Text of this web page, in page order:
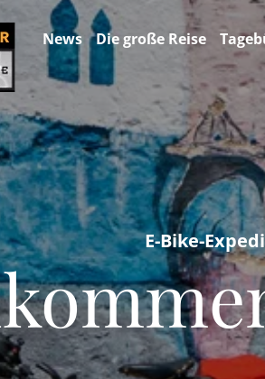
News Die große Reise
E-Bike-